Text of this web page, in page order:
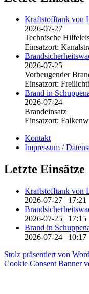
Kraftstofftank von
2026-07-27
Technische
Einsatzort:
2026-07-25
Vorbeugender
Einsatzort:
Brand in
2026-07-24
Brandeinsatz
Einsatzort:
Kontakt
Impressum /
Letzte Einsätze
Kraftstofftank von
2026-07-27 | 17:21
2026-07-25 | 17:15
Brand in
2026-07-24 | 10:17
Stolz präsentiert von
Cookie Consent Banner